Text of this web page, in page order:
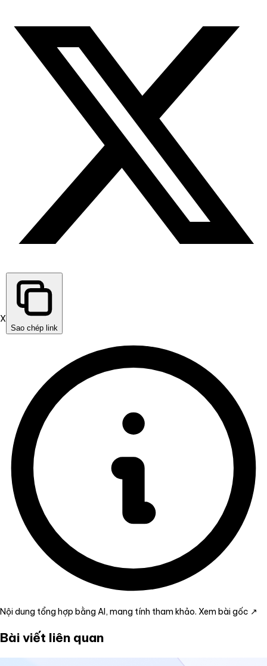
X
Sao chép link
Nội dung tổng hợp bằng AI, mang tính tham khảo. Xem bài gốc ↗
Bài viết liên quan